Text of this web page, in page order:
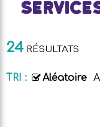
24 RÉSULTATS
TRI : Aléatoire